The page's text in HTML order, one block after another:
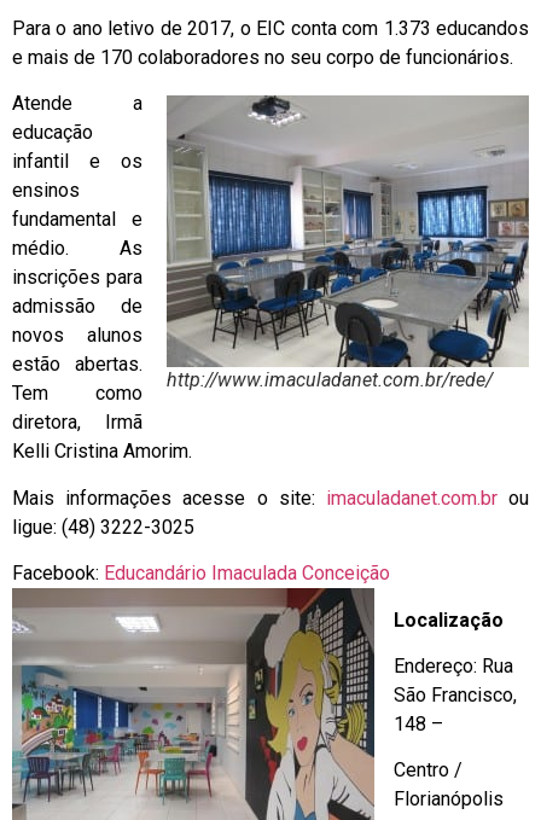
Para o ano letivo de 2017, o EIC conta com 1.373 educandos
e mais de 170 colaboradores no seu corpo de funcionários.
http://www.imaculadanet.com.br/rede/
Atende a
educação
infantil e os
ensinos
fundamental e
médio. As
inscrições para
admissão de
novos alunos
estão abertas.
Tem como
diretora, Irmã
Kelli Cristina Amorim.
Mais informações acesse o site: imaculadanet.com.brou
ligue: (48) 3222-3025
Facebook: Educandário Imaculada Conceição
Localização
Endereço: Rua
São Francisco,
148 –
Centro /
Florianópolis